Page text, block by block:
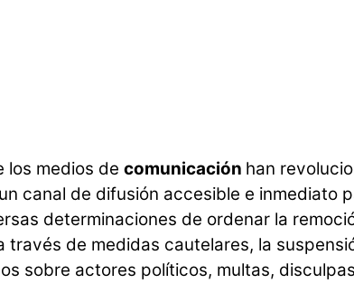
los medios de comunicación han
canal de difusión accesible e inmediato
determinaciones de ordenar la
través de medidas cautelares, la
sobre actores políticos, multas,